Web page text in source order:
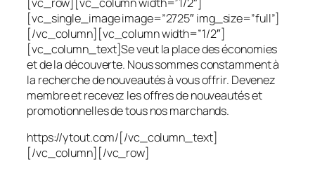
[vc_single_image image=”2725″ img_size=”full”]
[/vc_column][vc_column width=”1/2″]
[vc_column_text]Se veut la place des économies
et de la découverte. Nous sommes constamment à
la recherche de nouveautés à vous offrir. Devenez
membre et recevez les offres de nouveautés et
promotionnelles de tous nos marchands.
https://ytout.com/[/vc_column_text]
[/vc_column][/vc_row]